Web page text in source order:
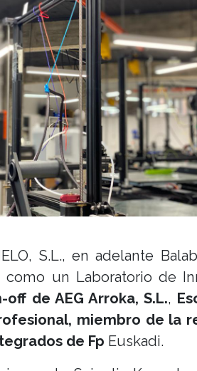
S.L., en adelante
como un Laboratorio de
off de AEG Arroka, S.L.,
miembro de la
de Fp Euskadi.